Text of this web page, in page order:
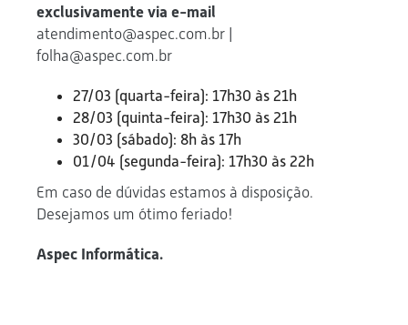
exclusivamente via e-mail
atendimento@aspec.com.br |
folha@aspec.com.br
27/03 (quarta-feira): 17h30 às 21h
28/03 (quinta-feira): 17h30 às 21h
30/03 (sábado): 8h às 17h
01/04 (segunda-feira): 17h30 às 22h
Em caso de dúvidas estamos à disposição.
Desejamos um ótimo feriado!
Aspec Informática.